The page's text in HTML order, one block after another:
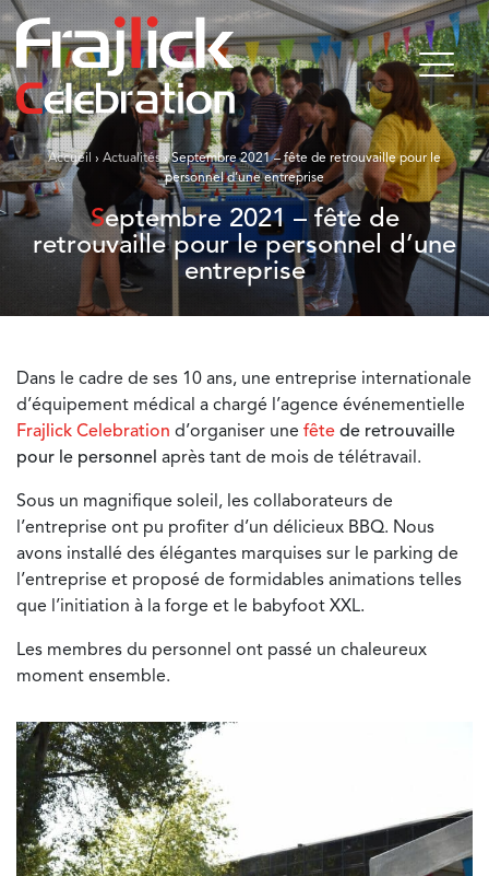
Accueil › Actualités›Septembre 2021 – fête de retrouvaille pour le
personnel d’une entreprise
Septembre 2021 – fête de
retrouvaille pour le personnel d’une
entreprise
Dans le cadre de ses 10 ans, une entreprise internationale
d’équipement médical a chargé l’agence événementielle
Frajlick Celebration d’organiser une fête de retrouvaille
pour le personnel après tant de mois de télétravail.
Sous un magnifique soleil, les collaborateurs de
l’entreprise ont pu profiter d’un délicieux BBQ. Nous
avons installé des élégantes marquises sur le parking de
l’entreprise et proposé de formidables animations telles
que l’initiation à la forge et le babyfoot XXL.
Les membres du personnel ont passé un chaleureux
moment ensemble.